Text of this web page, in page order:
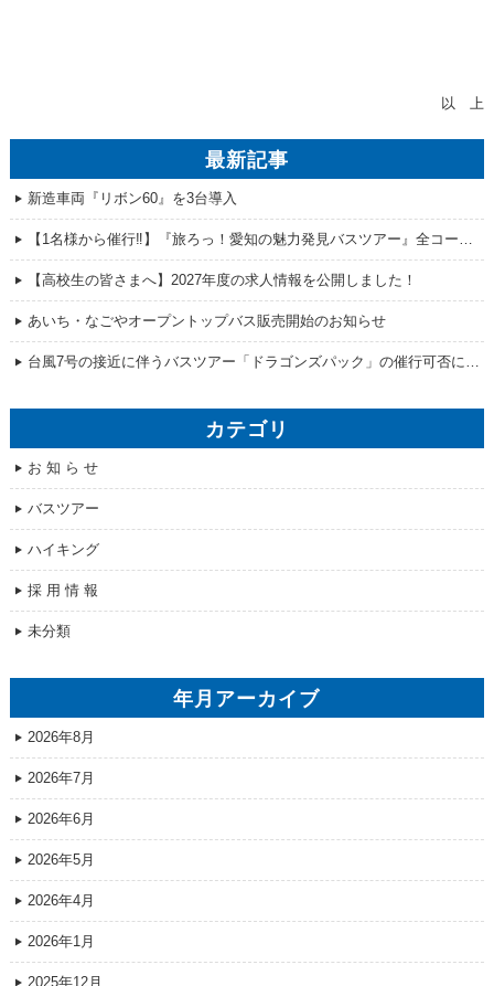
以 上
最新記事
新造車両『リボン60』を3台導入
【1名様から催行‼】『旅ろっ！愛知の魅力発見バスツアー』全コース販売開始！
【高校生の皆さまへ】2027年度の求人情報を公開しました！
あいち・なごやオープントップバス販売開始のお知らせ
台風7号の接近に伴うバスツアー「ドラゴンズパック」の催行可否について
カテゴリ
お 知 ら せ
バスツアー
ハイキング
採 用 情 報
未分類
年月アーカイブ
2026年8月
2026年7月
2026年6月
2026年5月
2026年4月
2026年1月
2025年12月